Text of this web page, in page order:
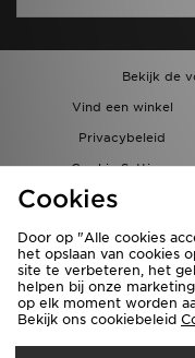
Bekijk de
Vind een winkel
Privacybeleid
Cookie Settings
Bestellingen en Levering
Cookies
Door op "Alle cookies
het opslaan van cookies
site te verbeteren, het
helpen bij onze
op elk moment worden
Bekijk ons cookiebeleid